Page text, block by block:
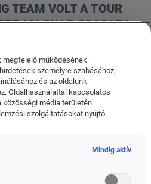
TEAM VOLT A TOUR
MAGYAR CSAPATA
a vasárnap
kerékpáros
az előkelő 6. helyet
külföldi csapatot is
csapatként zárta a
eredményességének
szakaszon is az
megfelelő működésének
személyre szabásához,
és az oldalunk
Oldalhasználattal kapcsolatos
média területén
szolgáltatásokat nyújtó
Mindig aktív